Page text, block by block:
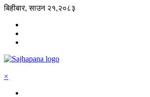
बिहीबार, साउन २१,२०८३
×